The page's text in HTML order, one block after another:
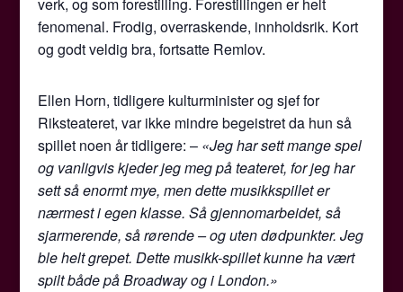
verk, og som forestilling. Forestillingen er helt
fenomenal. Frodig, overraskende, innholdsrik. Kort
og godt veldig bra, fortsatte Remlov.
Ellen Horn, tidligere kulturminister og sjef for
Riksteateret, var ikke mindre begeistret da hun så
spillet noen år tidligere: – «Jeg har sett mange spel
og vanligvis kjeder jeg meg på teateret, for jeg har
sett så enormt mye, men dette musikkspillet er
nærmest i egen klasse. Så gjennomarbeidet, så
sjarmerende, så rørende – og uten dødpunkter. Jeg
ble helt grepet. Dette musikk-spillet kunne ha vært
spilt både på Broadway og i London.»